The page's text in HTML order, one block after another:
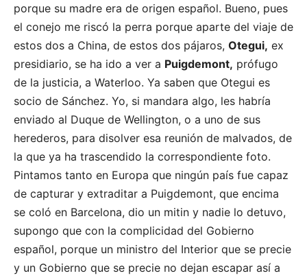
porque su madre era de origen español. Bueno, pues
el conejo me riscó la perra porque aparte del viaje de
estos dos a China, de estos dos pájaros, Otegui, ex
presidiario, se ha ido a ver a Puigdemont, prófugo
de la justicia, a Waterloo. Ya saben que Otegui es
socio de Sánchez. Yo, si mandara algo, les habría
enviado al Duque de Wellington, o a uno de sus
herederos, para disolver esa reunión de malvados, de
la que ya ha trascendido la correspondiente foto.
Pintamos tanto en Europa que ningún país fue capaz
de capturar y extraditar a Puigdemont, que encima
se coló en Barcelona, dio un mitin y nadie lo detuvo,
supongo que con la complicidad del Gobierno
español, porque un ministro del Interior que se precie
y un Gobierno que se precie no dejan escapar así a